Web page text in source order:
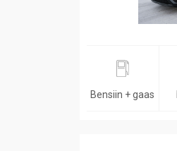
Bensiin + gaas